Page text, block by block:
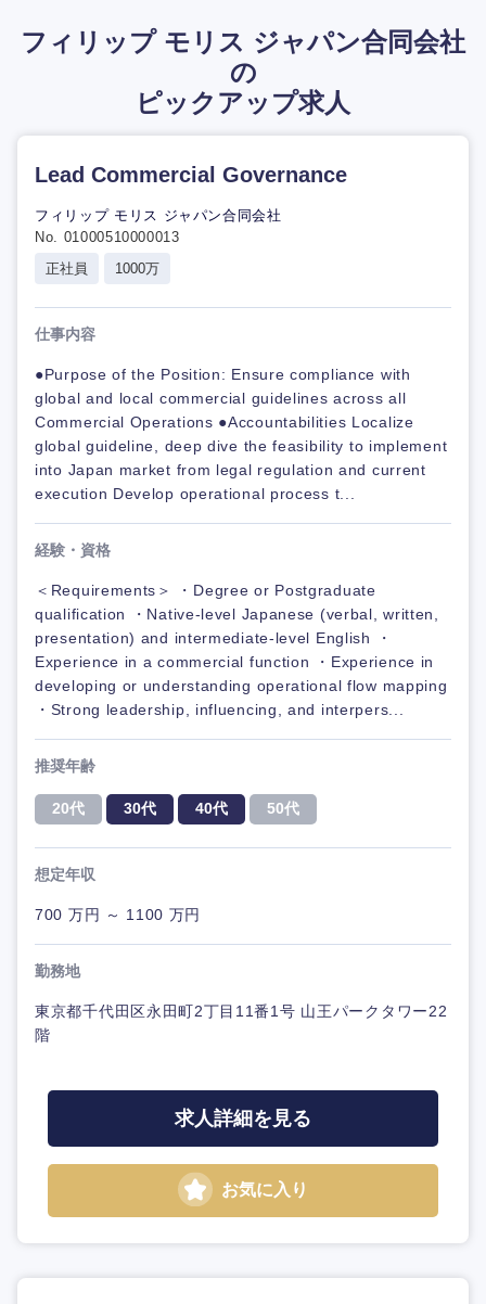
フィリップ モリス ジャパン合同会社
の
ピックアップ求人
Lead Commercial Governance
フィリップ モリス ジャパン合同会社
No. 01000510000013
正社員
1000万
仕事内容
●Purpose of the Position: Ensure compliance with
global and local commercial guidelines across all
Commercial Operations ●Accountabilities Localize
global guideline, deep dive the feasibility to implement
into Japan market from legal regulation and current
execution Develop operational process t...
経験・資格
＜Requirements＞ ・Degree or Postgraduate
qualification ・Native-level Japanese (verbal, written,
presentation) and intermediate-level English ・
Experience in a commercial function ・Experience in
developing or understanding operational flow mapping
・Strong leadership, influencing, and interpers...
推奨年齢
20代 30代 40代 50代
想定年収
700 万円 ～ 1100 万円
勤務地
東京都千代田区永田町2丁目11番1号 山王パークタワー22
階
求人詳細を見る
お気に入り